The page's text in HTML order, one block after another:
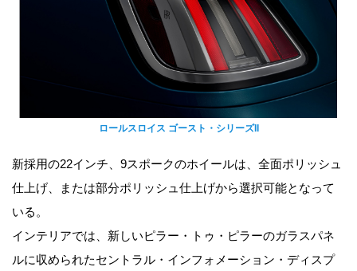
ロールスロイス ゴースト・シリーズII
新採用の22インチ、9スポークのホイールは、全面ポリッシュ
仕上げ、または部分ポリッシュ仕上げから選択可能となって
いる。
インテリアでは、新しいピラー・トゥ・ピラーのガラスパネ
ルに収められたセントラル・インフォメーション・ディスプ